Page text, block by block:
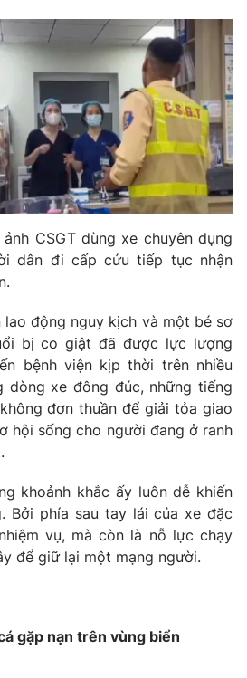
hình Việt Nam
VTV
in và báo điện tử số 483/GP-BTTTT
Thủy
Thị Mỹ Hạnh, Phạm Quốc Thắng,
931 - 024.38 355 932
024.66 897 897
hình thức nếu không có sự chấp
nguồn VTV.vn khi phát hành lại
CSGT dùng xe chuyên dụng
dân đi cấp cứu tiếp tục nhận
lao động nguy kịch và một bé sơ
bị co giật đã được lực lượng
bệnh viện kịp thời trên nhiều
dòng xe đông đúc, những tiếng
đơn thuần để giải tỏa giao
hội sống cho người đang ở ranh
khoảnh khắc ấy luôn dễ khiến
Bởi phía sau tay lái của xe đặc
vụ, mà còn là nỗ lực chạy
để giữ lại một mạng người.
gặp nạn trên vùng biển